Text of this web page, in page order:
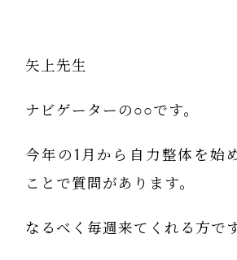
矢上先生
ナビゲーターの○○です。
今年の1月から自力整体を始
ことで質問があります。
なるべく毎週来てくれる方です